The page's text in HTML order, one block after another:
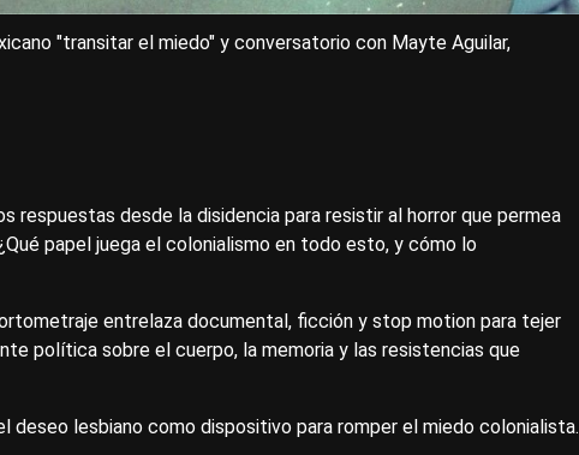
"transitar el miedo" y conversatorio con Mayte Aguilar,
respuestas desde la disidencia para resistir al horror que permea
papel juega el colonialismo en todo esto, y cómo lo
entrelaza documental, ficción y stop motion para tejer
política sobre el cuerpo, la memoria y las resistencias que
deseo lesbiano como dispositivo para romper el miedo colonialista.